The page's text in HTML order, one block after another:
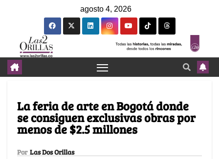
agosto 4, 2026
La feria de arte en Bogotá donde
se consiguen exclusivas obras por
menos de $2.5 millones
Por Las Dos Orillas